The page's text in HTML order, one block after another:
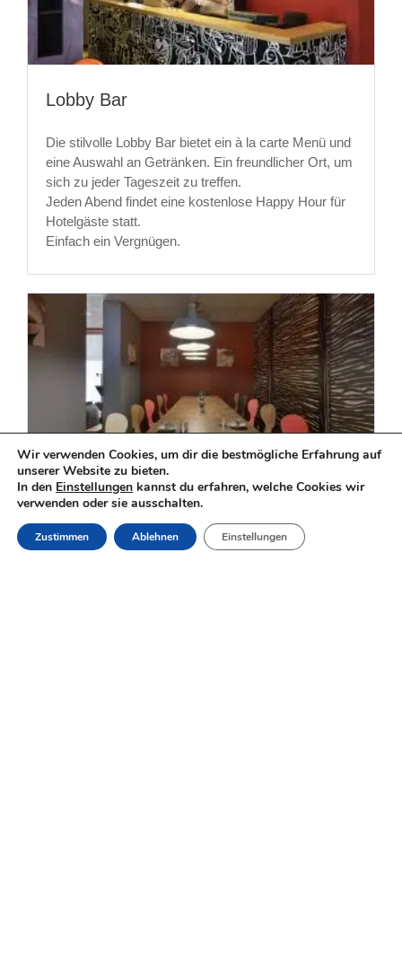
RESERVIERUNG
Lobby Bar
Die stilvolle Lobby Bar bietet ein à la carte Menü und
eine Auswahl an Getränken. Ein freundlicher Ort, um
sich zu jeder Tageszeit zu treffen.
Jeden Abend findet eine kostenlose Happy Hour für
Hotelgäste statt.
Einfach ein Vergnügen.
Speisesaal
Für Ihre KOSHER-Mahlzeiten, mit Freunden oder
Wir verwenden Cookies, um dir die bestmögliche Erfahrung auf
unserer Website zu bieten.
In den Einstellungen kannst du erfahren, welche Cookies wir
verwenden oder sie ausschalten.
Zustimmen Ablehnen Einstellungen